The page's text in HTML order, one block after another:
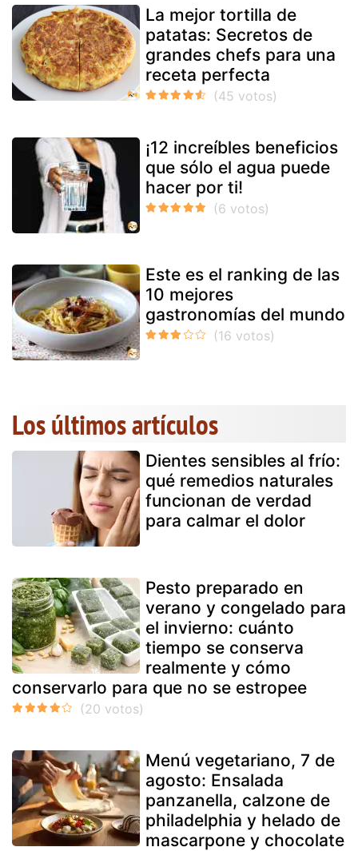
La mejor tortilla de
patatas: Secretos de
grandes chefs para una
receta perfecta
¡12 increíbles beneficios
que sólo el agua puede
hacer por ti!
Este es el ranking de las
10 mejores
gastronomías del mundo
Los últimos artículos
Dientes sensibles al frío:
qué remedios naturales
funcionan de verdad
para calmar el dolor
Pesto preparado en
verano y congelado para
el invierno: cuánto
tiempo se conserva
realmente y cómo
conservarlo para que no se estropee
Menú vegetariano, 7 de
agosto: Ensalada
panzanella, calzone de
philadelphia y helado de
mascarpone y chocolate